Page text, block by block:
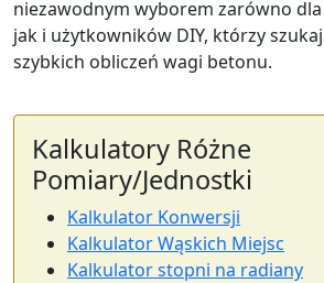
niezawodnym wyborem zarówno
jak i użytkowników DIY, którzy
szybkich obliczeń wagi betonu.
Kalkulatory Różne
Pomiary/Jednostki
Kalkulator Konwersji
Kalkulator Wąskich Miejsc
Kalkulator stopni na radiany